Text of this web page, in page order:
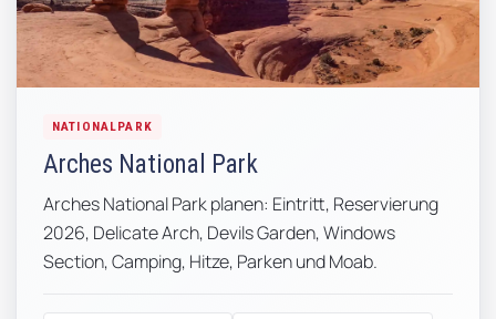
NATIONALPARK
Arches National Park
Arches National Park planen: Eintritt, Reservierung
2026, Delicate Arch, Devils Garden, Windows
Section, Camping, Hitze, Parken und Moab.